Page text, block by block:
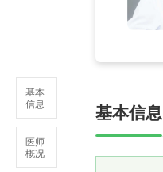
基本
信息
医师
概况
基本信息